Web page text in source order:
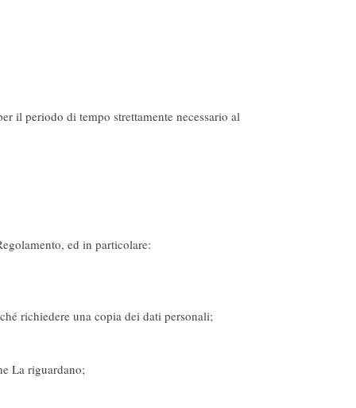
il periodo di tempo strettamente necessario al
ed in particolare:
richiedere una copia dei dati personali;
La riguardano;